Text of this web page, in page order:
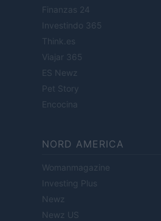
Finanzas 24
Investindo 365
Think.es
Viajar 365
ES Newz
Pet Story
Encocina
NORD AMERICA
Womanmagazine
Investing Plus
Newz
Newz US